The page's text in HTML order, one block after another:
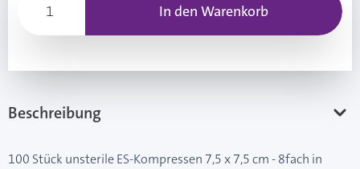
In den Warenkorb
Beschreibung
100 Stück unsterile ES-Kompressen 7,5 x 7,5 cm - 8fach in